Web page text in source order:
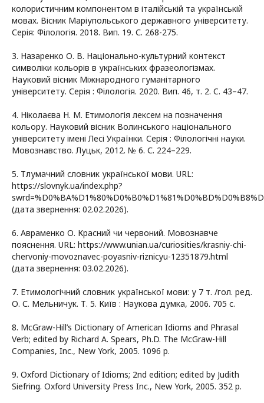
колористичним компонентом в італійській та українській
мовах. Вісник Маріупольського державного університету.
Серія: Філологія. 2018. Вип. 19. С. 268-275.
3. Назаренко О. В. Національно-культурний контекст
символіки кольорів в українських фразеологізмах.
Науковий вісник Міжнародного гуманітарного
університету. Серія : Філологія. 2020. Вип. 46, т. 2. C. 43–47.
4. Ніколаєва Н. М. Етимологія лексем на позначення
кольору. Науковий вісник Волинського національного
університету імені Лесі Українки. Серія : Філологічні науки.
Мовознавство. Луцьк, 2012. № 6. С. 224–229.
5. Тлумачний словник української мови. URL:
https://slovnyk.ua/index.php?
(дата звернення: 02.02.2026).
6. Авраменко О. Красний чи червоний. Мовознавче
пояснення. URL: https://www.unian.ua/curiosities/krasniy-chi-
chervoniy-movoznavec-poyasniv-riznicyu-12351879.html
(дата звернення: 03.02.2026).
7. Етимологічний словник української мови: у 7 т. /гол. ред.
О. С. Мельничук. Т. 5. Київ : Наукова думка, 2006. 705 c.
8. McGraw-Hill’s Dictionary of American Idioms and Phrasal
Verb; edited by Richard A. Spears, Ph.D. The McGraw-Hill
Companies, Inc., New York, 2005. 1096 p.
9. Oxford Dictionary of Idioms; 2nd edition; edited by Judith
Siefring. Oxford University Press Inc., New York, 2005. 352 p.